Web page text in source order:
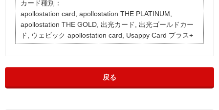
カード種別：
apollostation card, apollostation THE PLATINUM,
apollostation THE GOLD, 出光カード, 出光ゴールドカー
ド, ウェビック apollostation card, Usappy Card プラス+
戻る